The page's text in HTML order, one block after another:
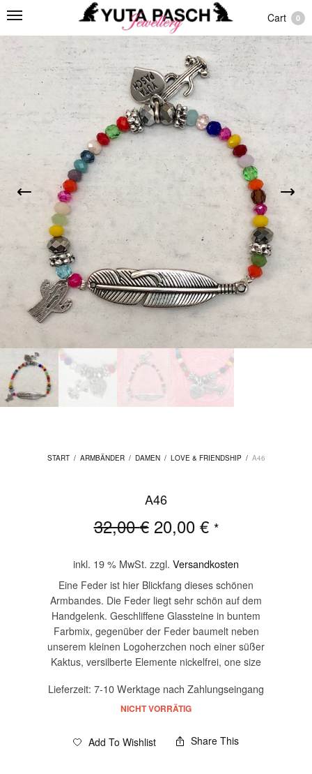
Cart 0
START / ARMBÄNDER / DAMEN / LOVE & FRIENDSHIP / A46
A46
32,00€ Ursprünglicher
Preis war:
32,00 €
20,00 €Aktueller
20,00 €.
*
inkl. 19 % MwSt. zzgl. Versandkosten
Eine Feder ist hier Blickfang dieses schönen
Armbandes. Die Feder liegt sehr schön auf dem
Handgelenk. Geschliffene Glassteine in buntem
Farbmix, gegenüber der Feder baumelt neben
unserem kleinen Logoherzchen noch einer süßer
Kaktus, versilberte Elemente nickelfrei, one size
Lieferzeit: 7-10 Werktage nach Zahlungseingang
NICHT VORRÄTIG
Add To Wishlist Share This